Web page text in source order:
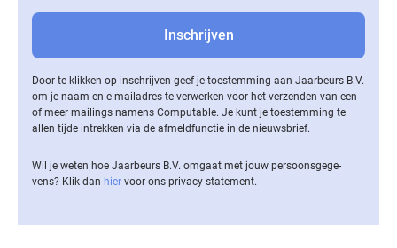
Door te klikken op inschrijven geef je toestemming aan Jaarbeurs B.V.
om je naam en e-mailadres te verwerken voor het verzenden van een
of meer mailings namens Computable. Je kunt je toestemming te
allen tijde intrekken via de af­meld­func­tie in de nieuwsbrief.
Wil je weten hoe Jaarbeurs B.V. omgaat met jouw per­soons­ge­ge­
vens? Klik dan hier voor ons privacy statement.